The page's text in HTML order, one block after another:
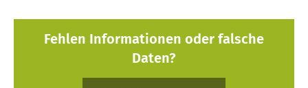
Fehlen Informationen oder falsche
Daten?